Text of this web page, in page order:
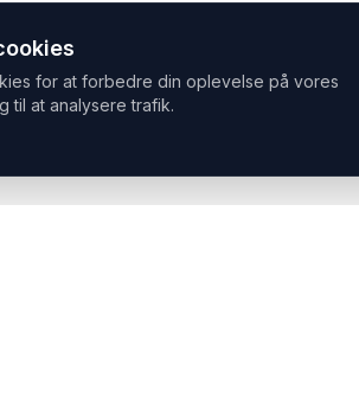
for at forbedre din oplevelse på vores
til at analysere trafik.